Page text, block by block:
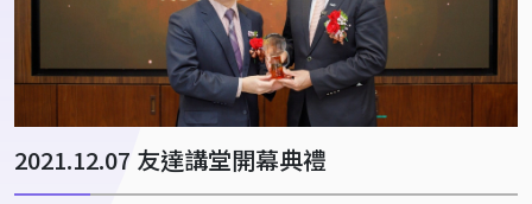
2021.12.07 友達講堂開幕典禮